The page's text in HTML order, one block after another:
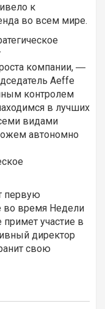
к
во всем мире.
компании, ―
Aeffe
контролем
в лучших
видами
автономно
первую
во время Недели
участие в
директор
свою